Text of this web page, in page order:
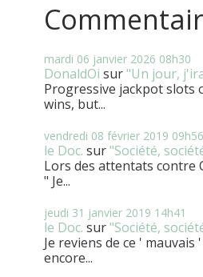
mardi 06 janvier 2026 08h30
DonaldOi sur"Un jour,
Progressive jackpot slots
wins, but...
vendredi 08 février 2019 09h56
le Doc. sur"Société,
Lors des attentats contre
" Je...
jeudi 31 janvier 2019 14h41
le Doc. sur"Société,
Je reviens de ce ' mauvais
encore...